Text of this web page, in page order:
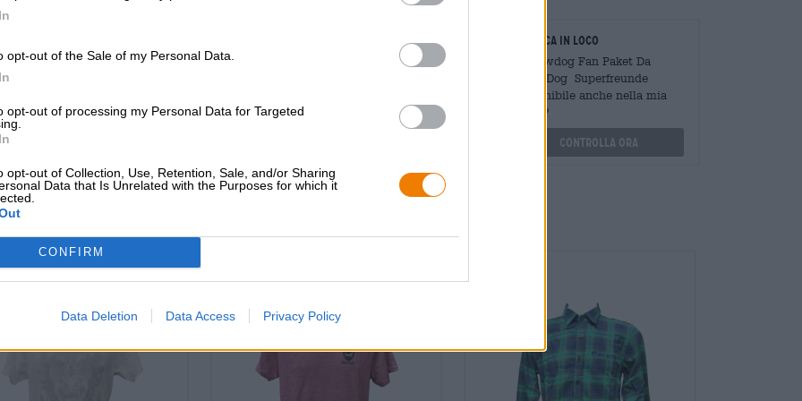
opt-out of the Sale of my Personal Data.
opt-out of processing my Personal Data for Targeted
opt-out of Collection, Use, Retention, Sale, and/or Sharing
Data that Is Unrelated with the Purposes for which it
CONFIRM
Data Deletion Data Access Privacy Policy
BIRRA
shop@bierothek.de
commercianti o ristoratori
Du willst größere Mengen
grosshandel@bierothek.de
Verifica in loco
È Brewdog Fan Paket Da
BrewDog Superfreunde
Disponibile anche nella mia
filiale?
Controlla ora
quello